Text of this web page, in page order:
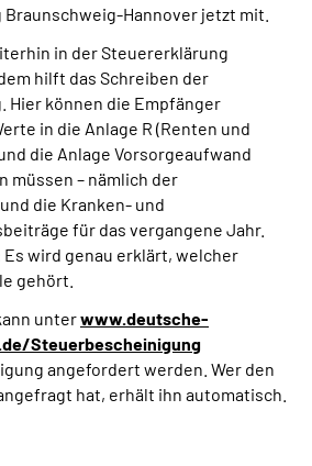
Mein Kundenportal
Hannover jetzt mit.
in der Steuererklärung
hilft das Schreiben der
Hier können die Empfänger
in die Anlage R (Renten und
die Anlage Vorsorgeaufwand
müssen – nämlich der
die Kranken- und
für das vergangene Jahr.
wird genau erklärt, welcher
gehört.
unterwww.deutsche-
Steuerbescheinigung
angefordert werden. Wer den
hat, erhält ihn automatisch.